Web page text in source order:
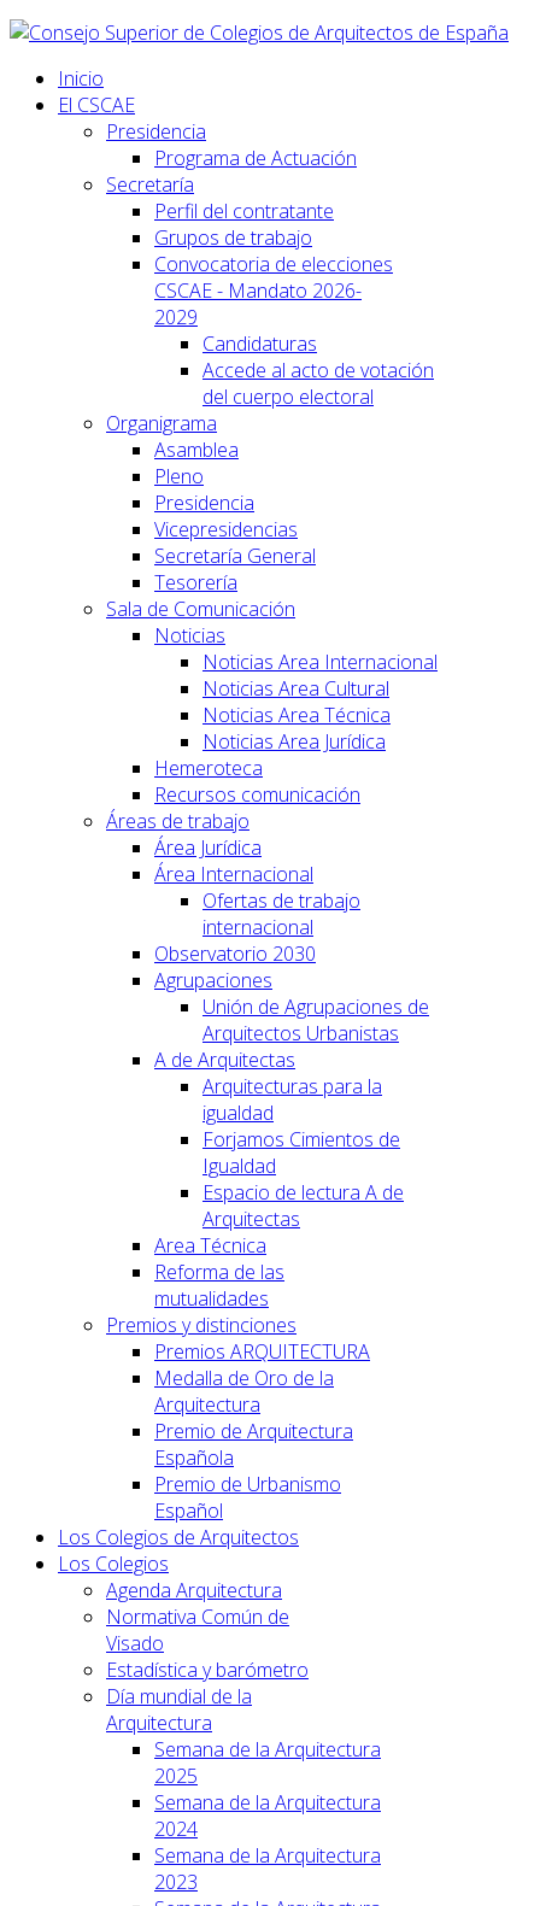
Inicio
El CSCAE
Presidencia
Programa de Actuación
Secretaría
Perfil del contratante
Grupos de trabajo
Convocatoria de elecciones
CSCAE - Mandato 2026-
2029
Candidaturas
Accede al acto de votación
del cuerpo electoral
Organigrama
Asamblea
Pleno
Presidencia
Vicepresidencias
Secretaría General
Tesorería
Sala de Comunicación
Noticias
Noticias Area Internacional
Noticias Area Cultural
Noticias Area Técnica
Noticias Area Jurídica
Hemeroteca
Recursos comunicación
Áreas de trabajo
Área Jurídica
Área Internacional
Ofertas de trabajo
internacional
Observatorio 2030
Agrupaciones
Unión de Agrupaciones de
Arquitectos Urbanistas
A de Arquitectas
Arquitecturas para la
igualdad
Forjamos Cimientos de
Igualdad
Espacio de lectura A de
Arquitectas
Area Técnica
Reforma de las
mutualidades
Premios y distinciones
Premios ARQUITECTURA
Medalla de Oro de la
Arquitectura
Premio de Arquitectura
Española
Premio de Urbanismo
Español
Los Colegios de Arquitectos
Los Colegios
Agenda Arquitectura
Normativa Común de
Visado
Estadística y barómetro
Día mundial de la
Arquitectura
Semana de la Arquitectura
2025
Semana de la Arquitectura
2024
Semana de la Arquitectura
2023